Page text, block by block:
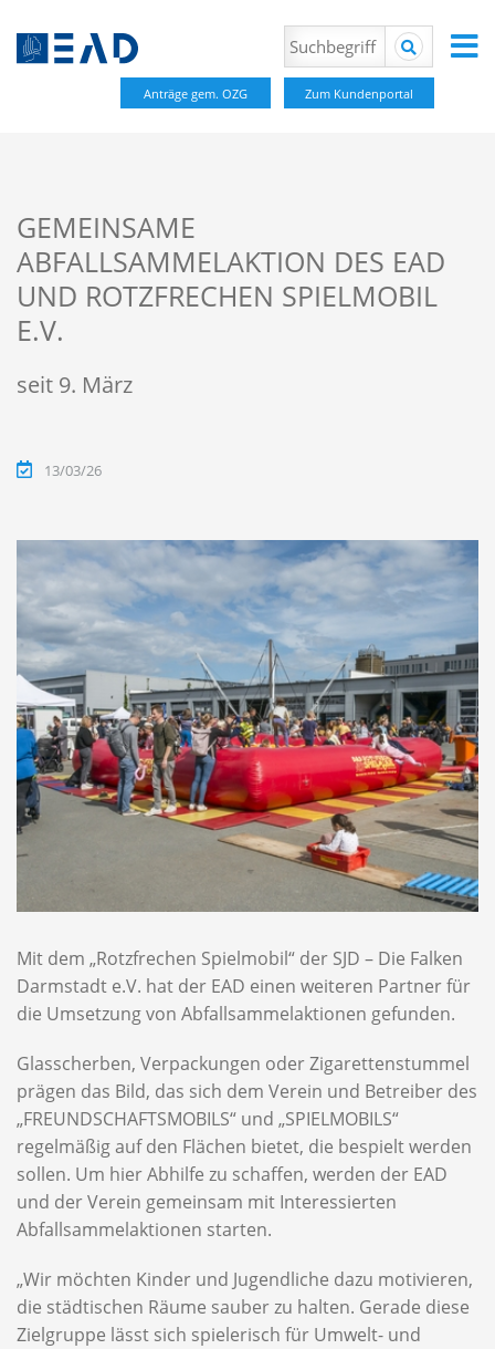
Anträge gem. OZG Zum Kundenportal
GEMEINSAME
ABFALLSAMMELAKTION DES EAD
UND ROTZFRECHEN SPIELMOBIL
E.V.
seit 9. März
13/03/26
Mit dem „Rotzfrechen Spielmobil“ der SJD – Die Falken
Darmstadt e.V. hat der EAD einen weiteren Partner für
die Umsetzung von Abfallsammelaktionen gefunden.
Glasscherben, Verpackungen oder Zigarettenstummel
prägen das Bild, das sich dem Verein und Betreiber des
„FREUNDSCHAFTSMOBILS“ und „SPIELMOBILS“
regelmäßig auf den Flächen bietet, die bespielt werden
sollen. Um hier Abhilfe zu schaffen, werden der EAD
und der Verein gemeinsam mit Interessierten
Abfallsammelaktionen starten.
„Wir möchten Kinder und Jugendliche dazu motivieren,
die städtischen Räume sauber zu halten. Gerade diese
Zielgruppe lässt sich spielerisch für Umwelt- und